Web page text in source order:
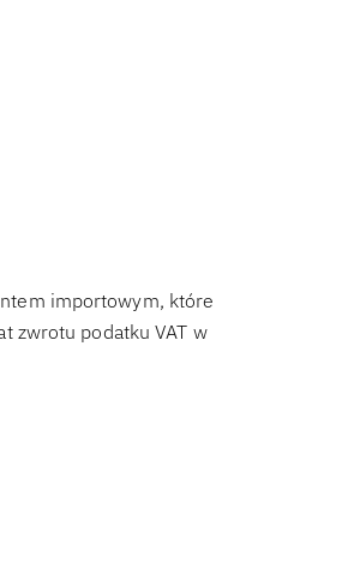
importowym, które
zwrotu podatku VAT w